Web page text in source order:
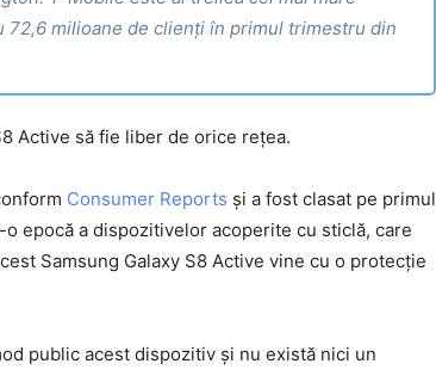
milioane de clienți în primul trimestru din
Active să fie liber de orice rețea.
Consumer Reports și a fost clasat pe primul
epocă a dispozitivelor acoperite cu sticlă, care
Samsung Galaxy S8 Active vine cu o protecție
public acest dispozitiv și nu există nici un